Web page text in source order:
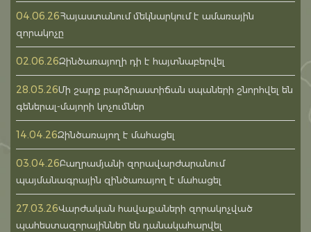
04.06.26Հայաստանում մեկնարկում է ամառային
զորակոչը
02.06.26Զինծառայողի դի է հայտնաբերվել
28.05.26Մի շարք բարձրաստիճան սպաների շնորհվել են
գեներալ-մայորի կոչումներ
14.04.26Զինծառայող է մահացել
03.04.26Բաղրամյանի զորավարժարանում
պայմանագրային զինծառայող է մահացել
27.03.26Վարժական հավաքաների զորակոչված
պահեստազորայիններ են դանակահարվել